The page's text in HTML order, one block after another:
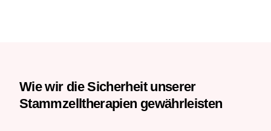
Wie wir die Sicherheit unserer
Stammzelltherapien gewährleisten